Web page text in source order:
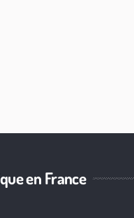
en France